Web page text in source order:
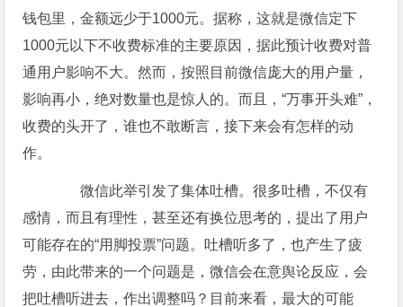
钱包里，金额远少于1000元。据称，这就是微信定下
1000元以下不收费标准的主要原因，据此预计收费对普
通用户影响不大。然而，按照目前微信庞大的用户量，
影响再小，绝对数量也是惊人的。而且，“万事开头难”，
收费的头开了，谁也不敢断言，接下来会有怎样的动
作。
微信此举引发了集体吐槽。很多吐槽，不仅有
感情，而且有理性，甚至还有换位思考的，提出了用户
可能存在的“用脚投票”问题。吐槽听多了，也产生了疲
劳，由此带来的一个问题是，微信会在意舆论反应，会
把吐槽听进去，作出调整吗？目前来看，最大的可能